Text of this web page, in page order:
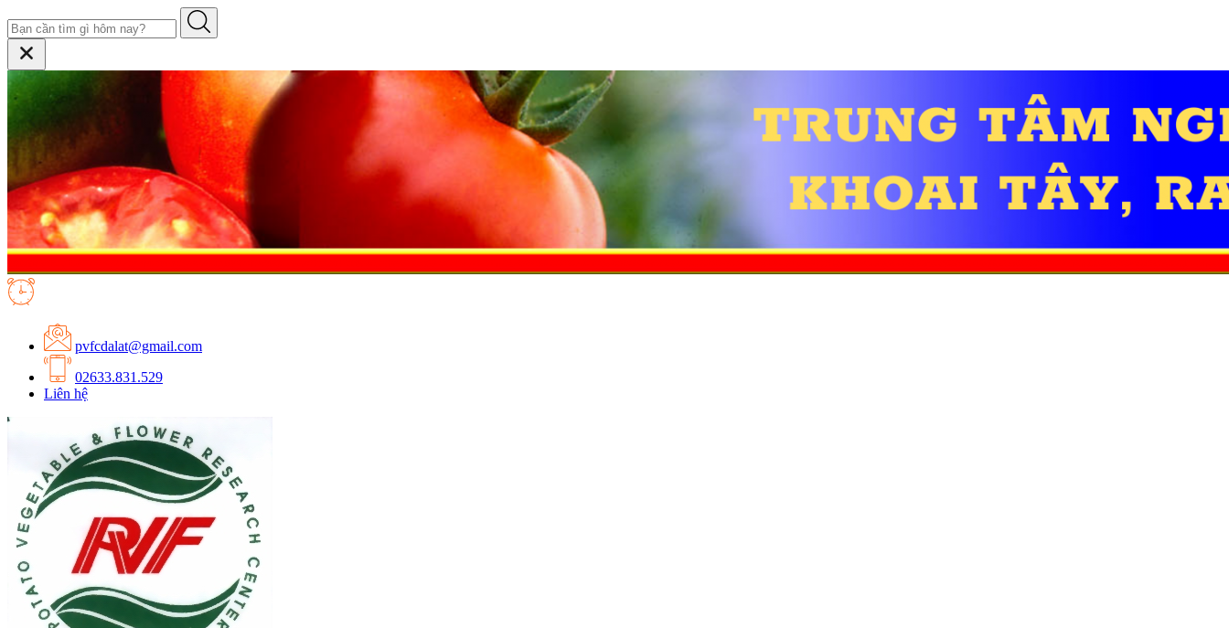
pvfcdalat@gmail.com
02633.831.529
Liên hệ